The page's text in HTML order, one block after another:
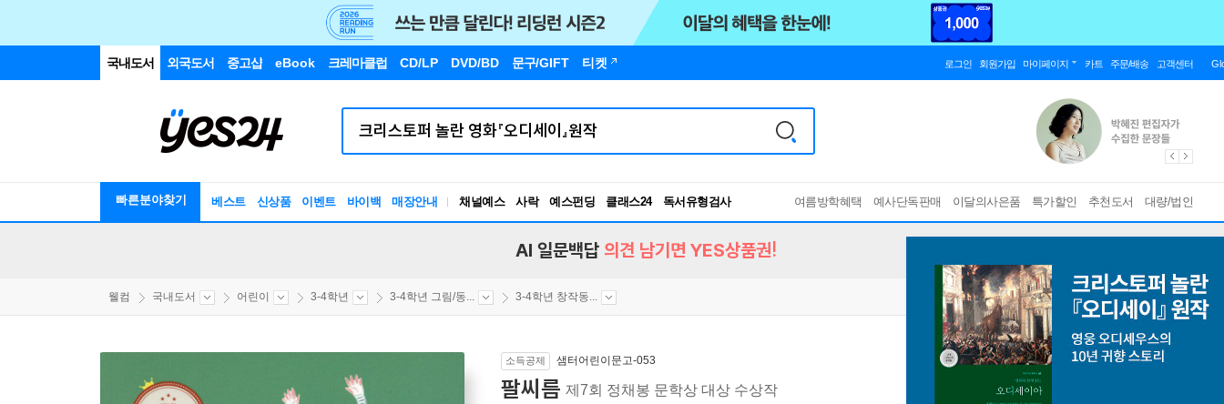
국내도서 외국도서 중고샵 eBook 크레마클럽 CD/LP DVD/BD 문구/GIFT 티켓 로그인 회원가입 마이페이지 카트 주문/배송 고객센터
빠른분야찾기 베스트 신상품 이벤트 바이백 매장안내 채널예스 사락 예스펀딩 클래스24
RBTI Lab
독서유형검사
여름방학혜택 예사단독판매 이달의사은품 특가할인 추천도서 대량/법인
AI 일문백답 의견 남기면 YES상품권!
웰컴 국내도서 어린이 3-4학년 3-4학년 그림/동... 3-4학년 창작동...
소득공제 샘터어린이문고-053
팔씨름 제7회 정채봉 문학상 대상 수상작